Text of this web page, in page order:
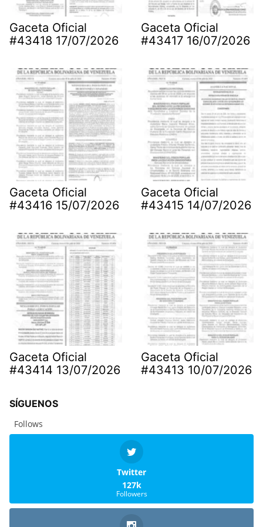
Gaceta Oficial
#43418 17/07/2026
Gaceta Oficial
#43417 16/07/2026
Gaceta Oficial
#43416 15/07/2026
Gaceta Oficial
#43415 14/07/2026
Gaceta Oficial
#43414 13/07/2026
Gaceta Oficial
#43413 10/07/2026
SÍGUENOS
Follows
Twitter
127k
Followers